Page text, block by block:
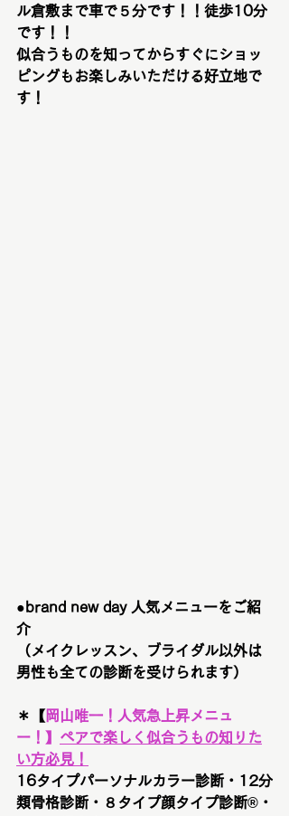
ル倉敷まで車で５分です！！徒歩10分
です！！
似合うものを知ってからすぐにショッ
ピングもお楽しみいただける好立地で
す！
●brand new day 人気メニューをご紹
介
（メイクレッスン、ブライダル以外は
男性も全ての診断を受けられます）
＊【 岡山唯一！ 人気急上昇メニュ
ー！ 】 ペアで楽しく似合うもの知りた
い方必見！
16タイプパーソナルカラー診断・12分
類骨格診断・８タイプ顔タイプ診断®︎・